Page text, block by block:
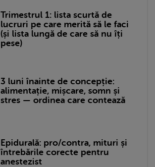
Trimestrul 1: lista scurtă de
lucruri pe care merită să le faci
(și lista lungă de care să nu îți
pese)
3 luni înainte de concepție:
alimentație, mișcare, somn și
stres — ordinea care contează
Epidurală: pro/contra, mituri și
întrebările corecte pentru
anestezist